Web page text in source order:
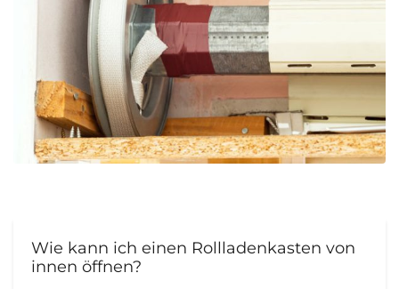
Wie kann ich einen Rollladenkasten von
innen öffnen?